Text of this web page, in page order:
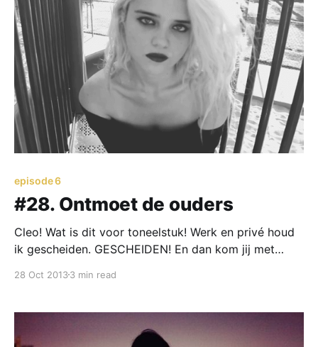
episode 6
#28. Ontmoet de ouders
Cleo! Wat is dit voor toneelstuk! Werk en privé houd
ik gescheiden. GESCHEIDEN! En dan kom jij met
nu ook mijn avonden en weekenden gaat verpesten?
28 Oct 20133 min read